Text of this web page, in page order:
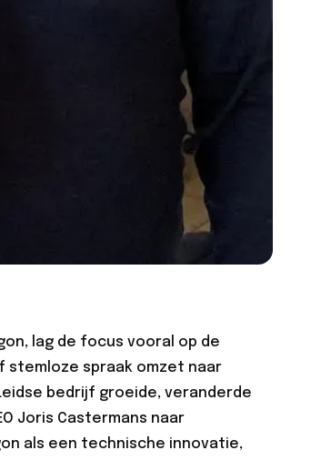
lag de focus vooral op de
stemloze spraak omzet naar
bedrijf groeide, veranderde
Joris Castermans naar
als een technische innovatie,